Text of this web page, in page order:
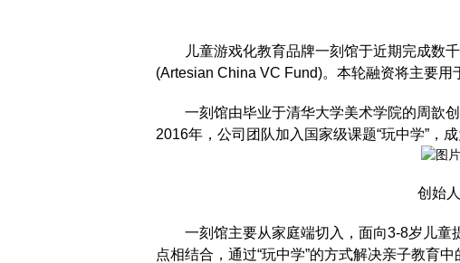
儿童游戏化教育品牌一刻馆于近期完成数千
(Artesian China VC Fund)。本轮融资将主要用
一刻馆由毕业于清华大学美术学院的周歆创
2016年，公司团队加入国家级课题“玩中学”
创始人
一刻馆主要从家庭端切入，面向3-8岁儿童
点相结合，通过“玩中学”的方式解决亲子教育